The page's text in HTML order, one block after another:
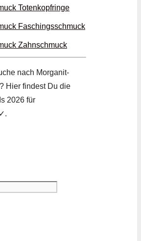
Toten­kopf­ringe
Faschings­schmuck
Zahn­schmuck
nach Morganit­
Hier findest Du die
2026 für